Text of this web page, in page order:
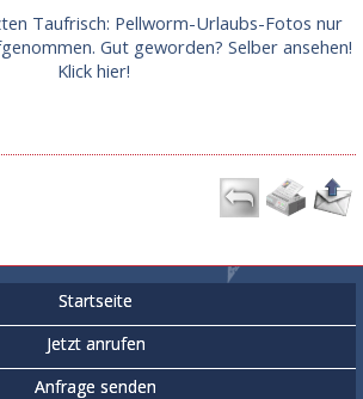
Taufrisch: Pellworm-Urlaubs-Fotos nur
Gut geworden? Selber ansehen!
Klick hier!
Startseite
Jetzt anrufen
Anfrage senden